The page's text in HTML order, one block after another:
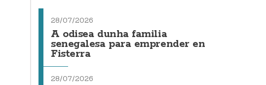
28/07/2026
A odisea dunha familia
senegalesa para emprender en
Fisterra
28/07/2026